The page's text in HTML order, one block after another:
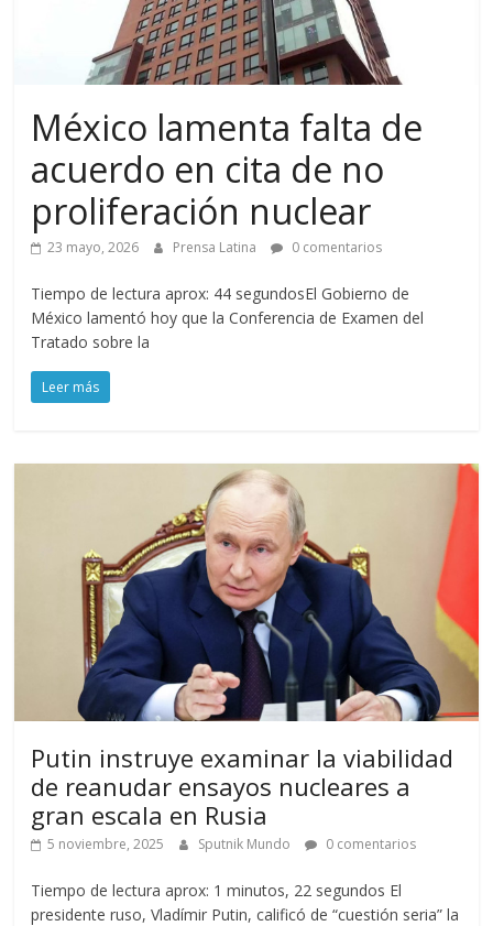
México lamenta falta de
acuerdo en cita de no
proliferación nuclear
23 mayo, 2026 Prensa Latina 0 comentarios
Tiempo de lectura aprox: 44 segundosEl Gobierno de
México lamentó hoy que la Conferencia de Examen del
Tratado sobre la
Leer más
Putin instruye examinar la viabilidad
de reanudar ensayos nucleares a
gran escala en Rusia
5 noviembre, 2025 Sputnik Mundo 0 comentarios
Tiempo de lectura aprox: 1 minutos, 22 segundos El
presidente ruso, Vladímir Putin, calificó de “cuestión seria” la